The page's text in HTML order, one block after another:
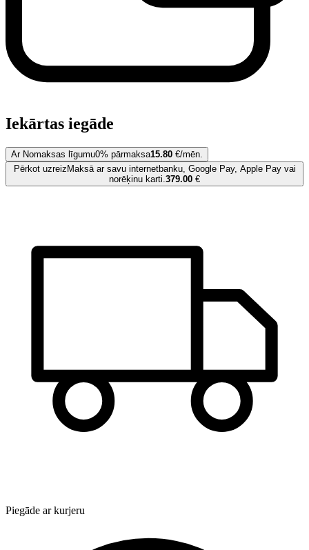
Iekārtas iegāde
Ar Nomaksas līgumu0% pārmaksa15.80 €/mēn.
Pērkot uzreizMaksā ar savu internetbanku, Google Pay, Apple Pay vai
norēķinu karti. 379.00 €
Piegāde ar kurjeru